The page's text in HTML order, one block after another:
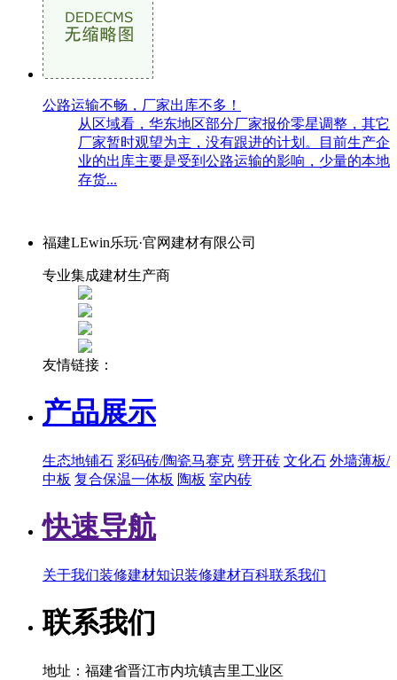
公路运输不畅，厂家出库不多！
从区域看，华东地区部分厂家报价零星调整，其它
厂家暂时观望为主，没有跟进的计划。目前生产企
业的出库主要是受到公路运输的影响，少量的本地
存货...
福建LEwin乐玩·官网建材有限公司
专业集成建材生产商
友情链接：
产品展示
生态地铺石 彩码砖/陶瓷马赛克 劈开砖 文化石 外墙薄板/
中板 复合保温一体板 陶板 室内砖
快速导航
关于我们装修建材知识装修建材百科联系我们
联系我们
地址：福建省晋江市内坑镇吉里工业区